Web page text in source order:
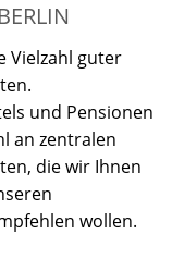
Vielzahl guter
und Pensionen
an zentralen
die wir Ihnen
wollen.